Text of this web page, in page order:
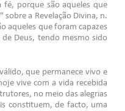
fé, porque são aqueles que
a Revelação Divina, n.
aqueles que foram capazes
Deus, tendo mesmo sido
que permanece vivo e
vive com a vida recebida
no meio das alegrias
constituem, de facto, uma